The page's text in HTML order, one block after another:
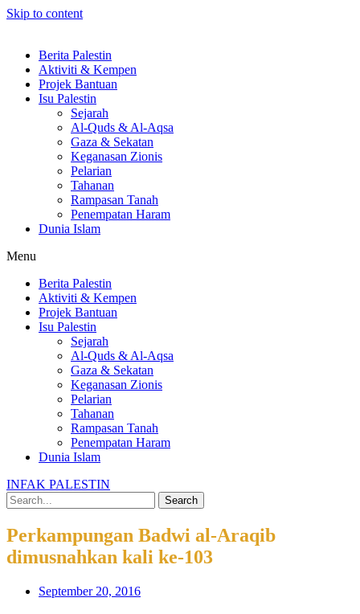
Skip to content
Berita Palestin
Aktiviti & Kempen
Projek Bantuan
Isu Palestin
Sejarah
Al-Quds & Al-Aqsa
Gaza & Sekatan
Keganasan Zionis
Pelarian
Tahanan
Rampasan Tanah
Penempatan Haram
Dunia Islam
Menu
Berita Palestin
Aktiviti & Kempen
Projek Bantuan
Isu Palestin
Sejarah
Al-Quds & Al-Aqsa
Gaza & Sekatan
Keganasan Zionis
Pelarian
Tahanan
Rampasan Tanah
Penempatan Haram
Dunia Islam
INFAK PALESTIN
Search
Perkampungan Badwi al-Araqib
dimusnahkan kali ke-103
September 20, 2016